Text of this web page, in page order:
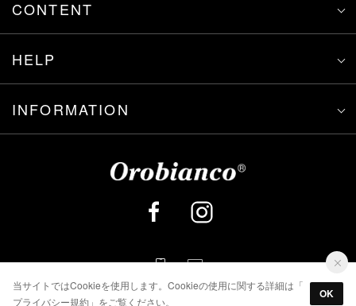
CONTENT
HELP
INFORMATION
当サイトではCookieを使用します。Cookieの使用に関する詳細は「
プライバシー規約 」をご覧ください。
OK